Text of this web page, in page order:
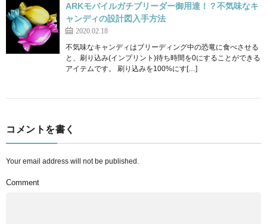
ARKモバイルガチブリーダー御用達！？不気味なキ
ャンディの設計図入手方法
2020.02.18
不気味なキャンディはブリーディング中の恐竜に食べさせる
と、刷り込み(インプリント)待ち時間を0にすることができる
アイテムです。 刷り込みを100%にす[…]
コメントを書く
Your email address will not be published.
Comment